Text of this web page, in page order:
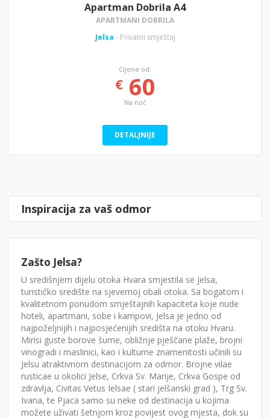
Apartman Dobrila A4
APARTMANI DOBRILA
Jelsa - Privatni smještaj
Cijene od:
€60
Na noć
DETALJNIJE
Inspiracija za vaš odmor
Zašto Jelsa?
U središnjem dijelu otoka Hvara smjestila se Jelsa,
turističko središte na sjevernoj obali otoka. Sa bogatom i
kvalitetnom ponudom smještajnih kapaciteta koje nude
hoteli, apartmani, sobe i kampovi, Jelsa je jedno od
najpoželjnijih i najposjećenijih središta na otoku Hvaru.
Mirisi guste borove šume, obližnje pješčane plaže, brojni
vinogradi i maslinici, kao i kulturne znamenitosti učinili su
Jelsu atraktivnom destinacijom za odmor. Brojne vilae
rusticae u okolici Jelse, Crkva Sv. Marije, Crkva Gospe od
zdravlja, Civitas Vetus Ielsae ( stari jelšanski grad ), Trg Sv.
Ivana, te Pjaca samo su neke od destinacija u kojima
možete uživati šetnjom kroz povijest ovog mjesta, dok su